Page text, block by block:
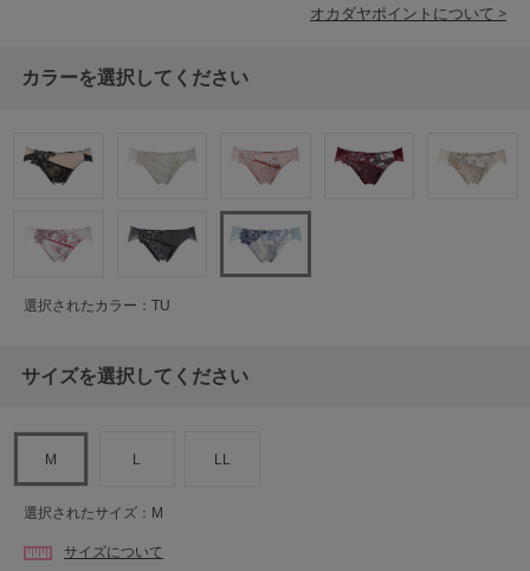
オカダヤポイントについて >
カラーを選択してください
選択されたカラー：TU
サイズを選択してください
M L LL
選択されたサイズ：M
サイズについて